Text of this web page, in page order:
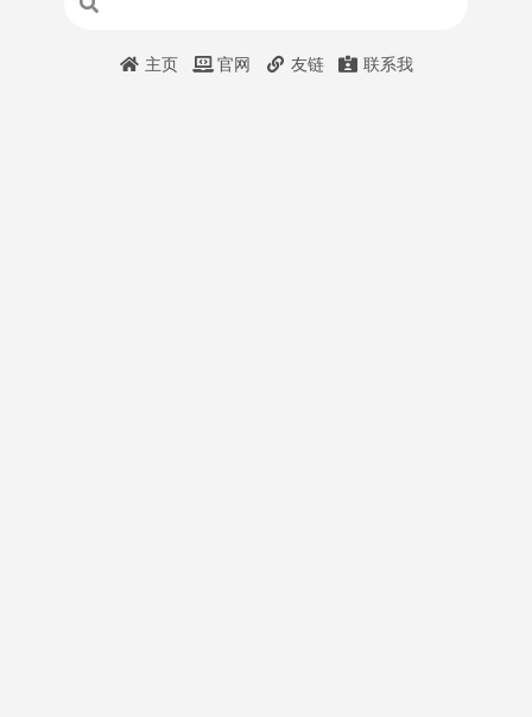
主页 官网 友链 联系我